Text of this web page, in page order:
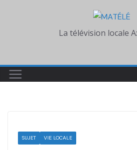
La télévision locale
SUJET VIE LOCALE